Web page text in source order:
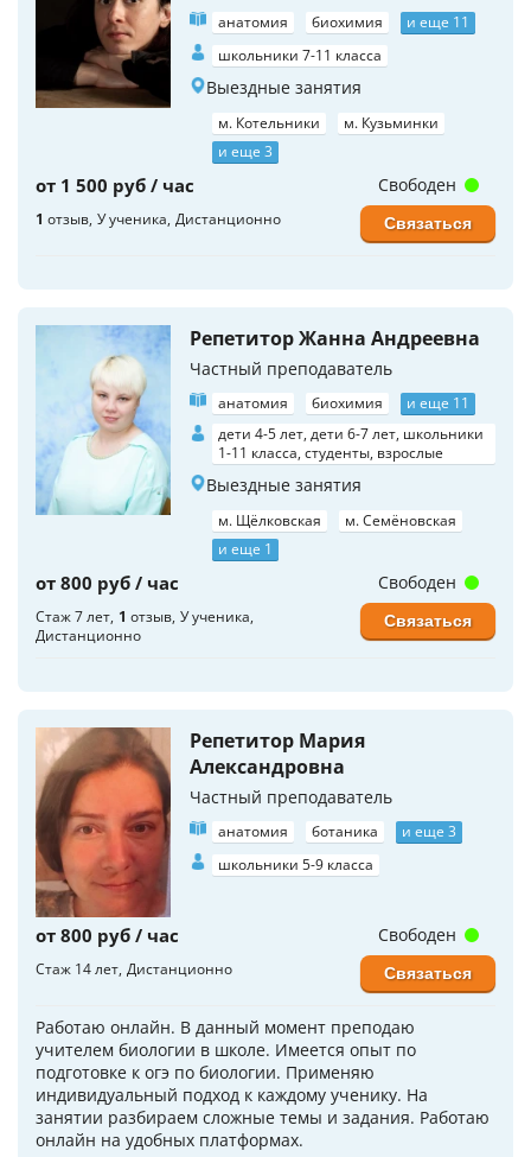
анатомия биохимия
и еще 11
школьники 7-11 класса
Выездные занятия
м. Котельники
м. Кузьминки
и еще 3
от 1 500 руб / час
1 отзыв У ученика Дистанционно
Свободен
Связаться
Репетитор Жанна Андреевна
Частный преподаватель
анатомия биохимия
и еще 11
дети 4-5 лет, дети 6-7 лет, школьники
1-11 класса, студенты, взрослые
Выездные занятия
м. Щёлковская
м. Семёновская
и еще 1
от 800 руб / час
Стаж 7 лет 1 отзыв У ученика
Дистанционно
Свободен
Связаться
Репетитор Мария
Александровна
Частный преподаватель
анатомия ботаника
и еще 3
школьники 5-9 класса
от 800 руб / час
Стаж 14 лет Дистанционно
Работаю онлайн. В данный момент преподаю
учителем биологии в школе. Имеется опыт по
подготовке к огэ по биологии. Применяю
индивидуальный подход к каждому ученику. На
занятии разбираем сложные темы и задания. Работаю
онлайн на удобных платформах.
Свободен
Связаться